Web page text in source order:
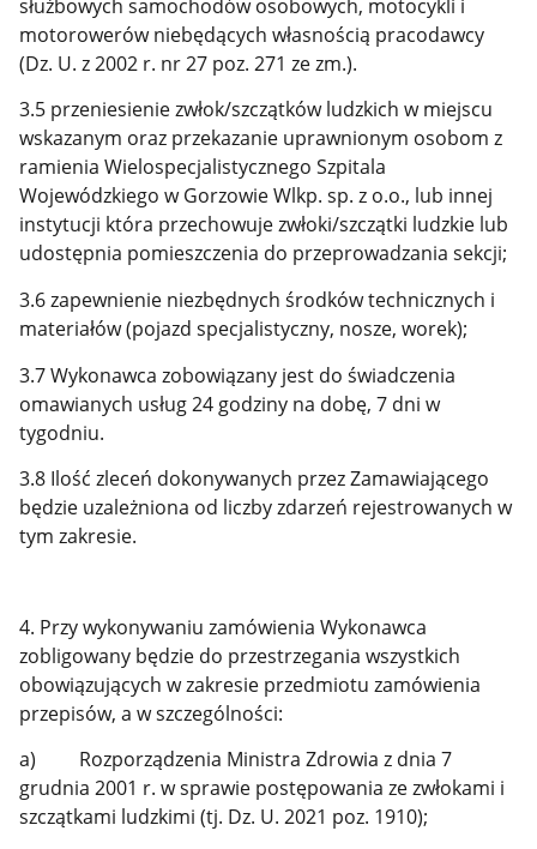
służbowych samochodów osobowych, motocykli i
motorowerów niebędących własnością pracodawcy
(Dz. U. z 2002 r. nr 27 poz. 271 ze zm.).
3.5 przeniesienie zwłok/szczątków ludzkich w miejscu
wskazanym oraz przekazanie uprawnionym osobom z
ramienia Wielospecjalistycznego Szpitala
Wojewódzkiego w Gorzowie Wlkp. sp. z o.o., lub innej
instytucji która przechowuje zwłoki/szczątki ludzkie lub
udostępnia pomieszczenia do przeprowadzania sekcji;
3.6 zapewnienie niezbędnych środków technicznych i
materiałów (pojazd specjalistyczny, nosze, worek);
3.7 Wykonawca zobowiązany jest do świadczenia
omawianych usług 24 godziny na dobę, 7 dni w
tygodniu.
3.8 Ilość zleceń dokonywanych przez Zamawiającego
będzie uzależniona od liczby zdarzeń rejestrowanych w
tym zakresie.
4. Przy wykonywaniu zamówienia Wykonawca
zobligowany będzie do przestrzegania wszystkich
obowiązujących w zakresie przedmiotu zamówienia
przepisów, a w szczególności:
a) Rozporządzenia Ministra Zdrowia z dnia 7
grudnia 2001 r. w sprawie postępowania ze zwłokami i
szczątkami ludzkimi (tj. Dz. U. 2021 poz. 1910);